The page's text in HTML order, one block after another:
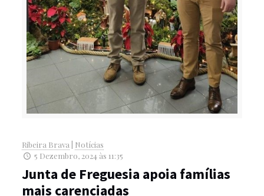
Ribeira Brava
Notícias
5 Dezembro, 2024 às 11:35
Junta de Freguesia apoia famílias
mais carenciadas